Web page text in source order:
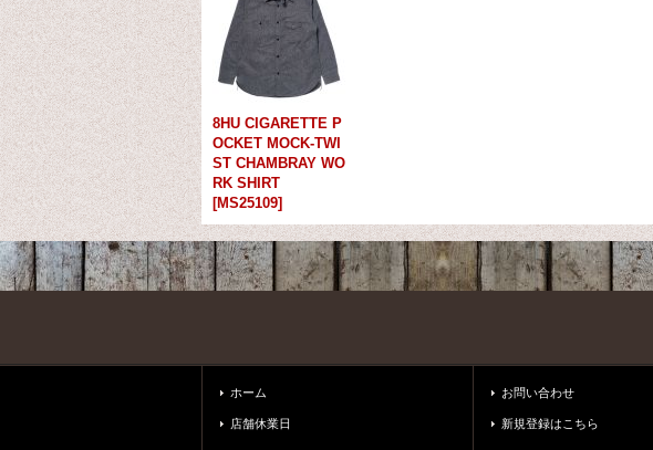
8HU CIGARETTE P
OCKET MOCK-TWI
ST CHAMBRAY WO
RK SHIRT
[MS25109]
ホーム
店舗休業日
お問い合わせ
新規登録はこちら